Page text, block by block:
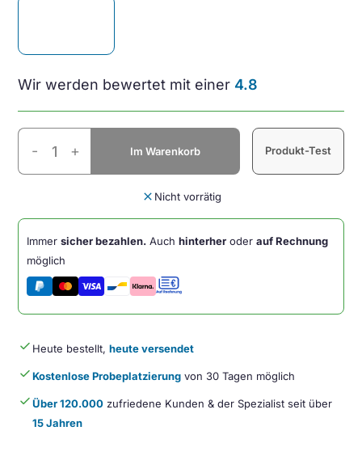
Wir werden bewertet mit einer 4.8
Evoluent
V4
USB
- + Im Warenkorb Produkt-Test
close Nicht vorrätig
Immersicher bezahlen. Auchhinterher oderauf Rechnung
möglich
done Heute bestellt,heute versendet
doneKostenlose Probeplatzierung von 30 Tagen möglich
doneÜber 120.000 zufriedene Kunden & der Spezialist seit über
15 Jahren